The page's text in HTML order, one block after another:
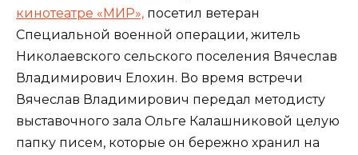
кинотеатре «МИР», посетил ветеран
Специальной военной операции, житель
Николаевского сельского поселения Вячеслав
Владимирович Елохин. Во время встречи
Вячеслав Владимирович передал методисту
выставочного зала Ольге Калашниковой целую
папку писем, которые он бережно хранил на